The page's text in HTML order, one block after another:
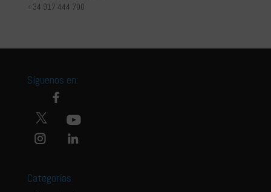
+34 917 444 700
Síguenos en:
Categorías